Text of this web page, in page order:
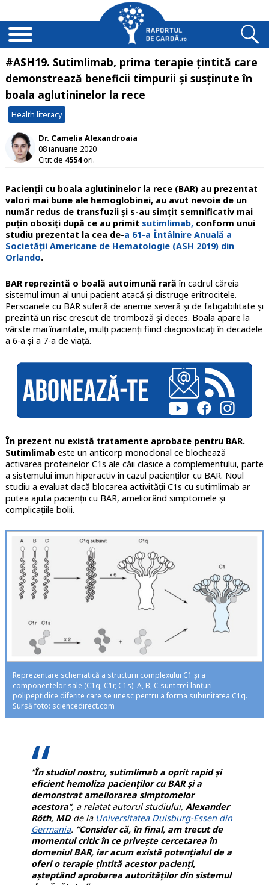
#ASH19. Sutimlimab, prima terapie țintită care
demonstrează beneficii timpurii și susținute în
boala aglutininelor la rece
Health literacy
Dr. Camelia Alexandroaia
08 ianuarie 2020
Citit de 4554ori.
Pacienţii cu boala aglutininelor la rece (BAR) au prezentat
valori mai bune ale hemoglobinei, au avut nevoie de un
număr redus de transfuzii şi s-au simţit semnificativ mai
puţin obosiţi după ce au primit sutimlimab, conform unui
studiu prezentat la cea de-a 61-a Întâlnire Anuală a
Societăţii Americane de Hematologie (ASH 2019) din
Orlando.
BAR reprezintă o boală autoimună rară în cadrul căreia
sistemul imun al unui pacient atacă şi distruge eritrocitele.
Persoanele cu BAR suferă de anemie severă şi de fatigabilitate şi
prezintă un risc crescut de tromboză şi deces. Boala apare la
vârste mai înaintate, mulţi pacienţi fiind diagnosticaţi în decadele
a 6-a şi a 7-a de viaţă.
În prezent nu există tratamente aprobate pentru BAR.
Sutimlimabeste un anticorp monoclonal ce blochează
activarea proteinelor C1s ale căii clasice a complementului, parte
a sistemului imun hiperactiv în cazul pacienţilor cu BAR. Noul
studiu a evaluat dacă blocarea activităţii C1s cu sutimlimab ar
putea ajuta pacienţii cu BAR, ameliorând simptomele şi
complicaţiile bolii.
Reprezentare schematică a structurii complexului C1 şi a
componentelor sale (C1q, C1r, C1s). A, B, C sunt trei lanţuri
polipeptidice diferite care se unesc pentru a forma subunitatea C1q.
Sursă foto: sciencedirect.com
“În studiul nostru, sutimlimab a oprit rapid şi
eficient hemoliza pacienţilor cu BAR şi a
demonstrat ameliorarea simptomelor
acestora“, a relatat autorul studiului, Alexander
Röth, MD de la Universitatea Duisburg-Essen din
Germania. “Consider că, în final, am trecut de
momentul critic în ce priveşte cercetarea în
domeniul BAR, iar acum există potenţialul de a
oferi o terapie ţintită acestor pacienţi,
aşteptând aprobarea autorităţilor din sistemul